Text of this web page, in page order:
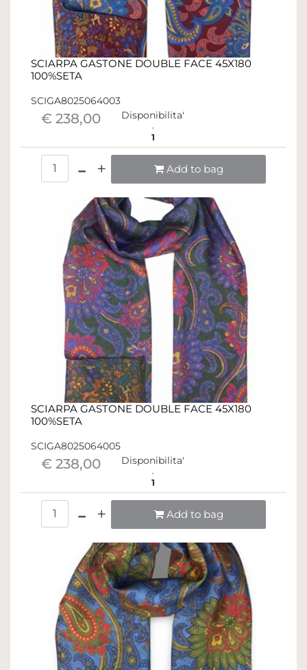
SCIARPA GASTONE DOUBLE FACE 45X180
100%SETA
SCIGA8025064003
€ 238,00 Disponibilita'
1
Add to bag
SCIARPA GASTONE DOUBLE FACE 45X180
100%SETA
SCIGA8025064005
€ 238,00 Disponibilita'
1
Add to bag